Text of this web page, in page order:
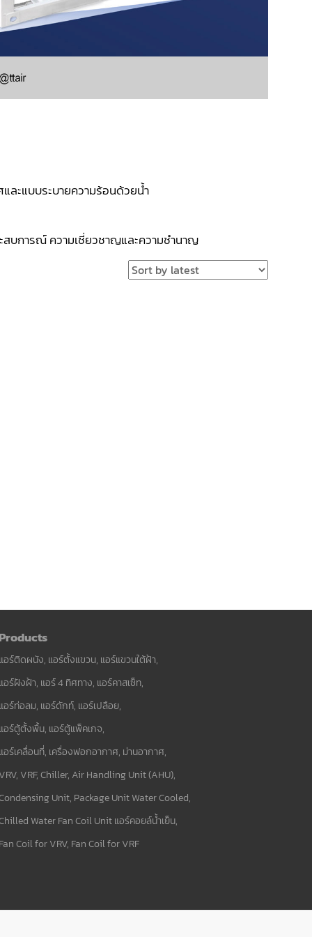
ละแบบระบายความร้อนด้วยน้ำ
สบการณ์ ความเชี่ยวชาญและความชำนาญ
แอร์ติดผนัง, แอร์ตั้งแขวน, แอร์แขวนใต้ฝ้า,
แอร์ฝังฝ้า, แอร์ 4 ทิศทาง, แอร์คาสเซ็ท,
แอร์ท่อลม, แอร์ดักท์, แอร์เปลือย,
แอร์ตู้ตั้งพื้น, แอร์ตู้แพ็คเกจ,
แอร์เคลื่อนที่, เครื่องฟอกอากาศ, ม่านอากาศ,
VRV, VRF, Chiller, Air Handling Unit (AHU),
Unit, Package Unit Water Cooled,
Water Fan Coil Unit แอร์คอยล์น้ำเย็น,
Fan Coil for VRV, Fan Coil for VRF